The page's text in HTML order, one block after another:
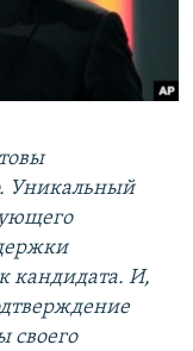
Уникальный
кандидата. И,
своего